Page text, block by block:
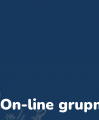
On-line